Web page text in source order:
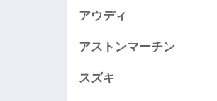
アウディ
アストンマーチン
スズキ